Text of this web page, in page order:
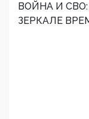
ВОЙНА И
ЗЕРКАЛЕ